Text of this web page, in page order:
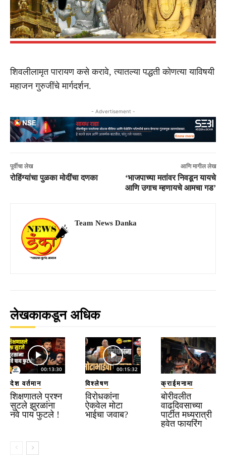
शिवलीलामृत पारायण कसे करावे, त्यातल्या पद्धती कोणत्या याविषयी
महाजन गुरुजींचे मार्गदर्शन.
- Advertisement -
पूर्वीचा लेख
रोहिंग्यांचा पुळका मोदींचा दणका
आणि मागील लेख
‘भाजपाच्या मतांवर निवडून यायचे
आणि उगाच म्हणायचे आमचा गड’
Team News Danka
लेखकाकडून अधिक
00:13:30
देश वर्तमान
शिक्षणातले प्रश्न
सुटले झुरळांना
नवे पाय फुटले !
00:15:32
विश्लेषण
विरोधकांना
ऐकवेल मोटा
भाईचा जवाब?
क्राईमनामा
बोरीवलीत
वाढदिवसाच्या
पार्टीत मध्यरात्री
हवेत फायरिंग